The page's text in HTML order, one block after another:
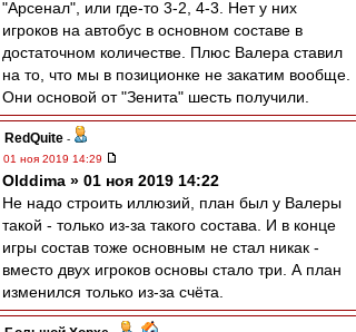
"Арсенал", или где-то 3-2, 4-3. Нет у них
игроков на автобус в основном составе в
достаточном количестве. Плюс Валера ставил
на то, что мы в позиционке не закатим вообще.
Они основой от "Зенита" шесть получили.
RedQuite -
01 ноя 2019 14:29
Olddima » 01 ноя 2019 14:22
Не надо строить иллюзий, план был у Валеры
такой - только из-за такого состава. И в конце
игры состав тоже основным не стал никак -
вместо двух игроков основы стало три. А план
изменился только из-за счёта.